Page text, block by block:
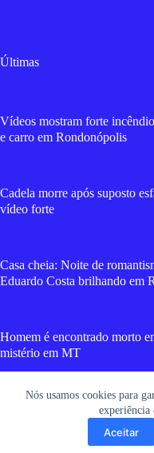
Nós usamos cookies para
experiência
Aceitar
Últimas
Vídeos mostram forte
e carro em Rondonópolis
Cadela morre após suposto
vídeo forte
Casa cheia: Noite de
Eduardo Costa brilhando em
Homem é encontrado morto
mistério em MT
Vídeo mostra homem
Copyright © 2026 RGT